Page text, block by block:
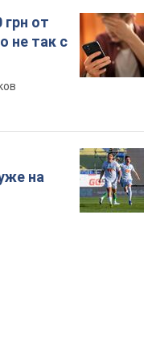
от
не так с
на